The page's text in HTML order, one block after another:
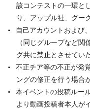
該コンテストの一環と
り、アップル社、グー
自己アカウントおよび
（同じグループなど
グ共に禁止とさせてい
不正チア等の不正が発
ングの修正を行う場合
本イベントの投稿ルー
より動画投稿者本人が